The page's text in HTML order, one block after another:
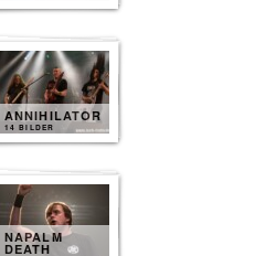
ANNIHILATOR
14 BILDER
NAPALM
DEATH